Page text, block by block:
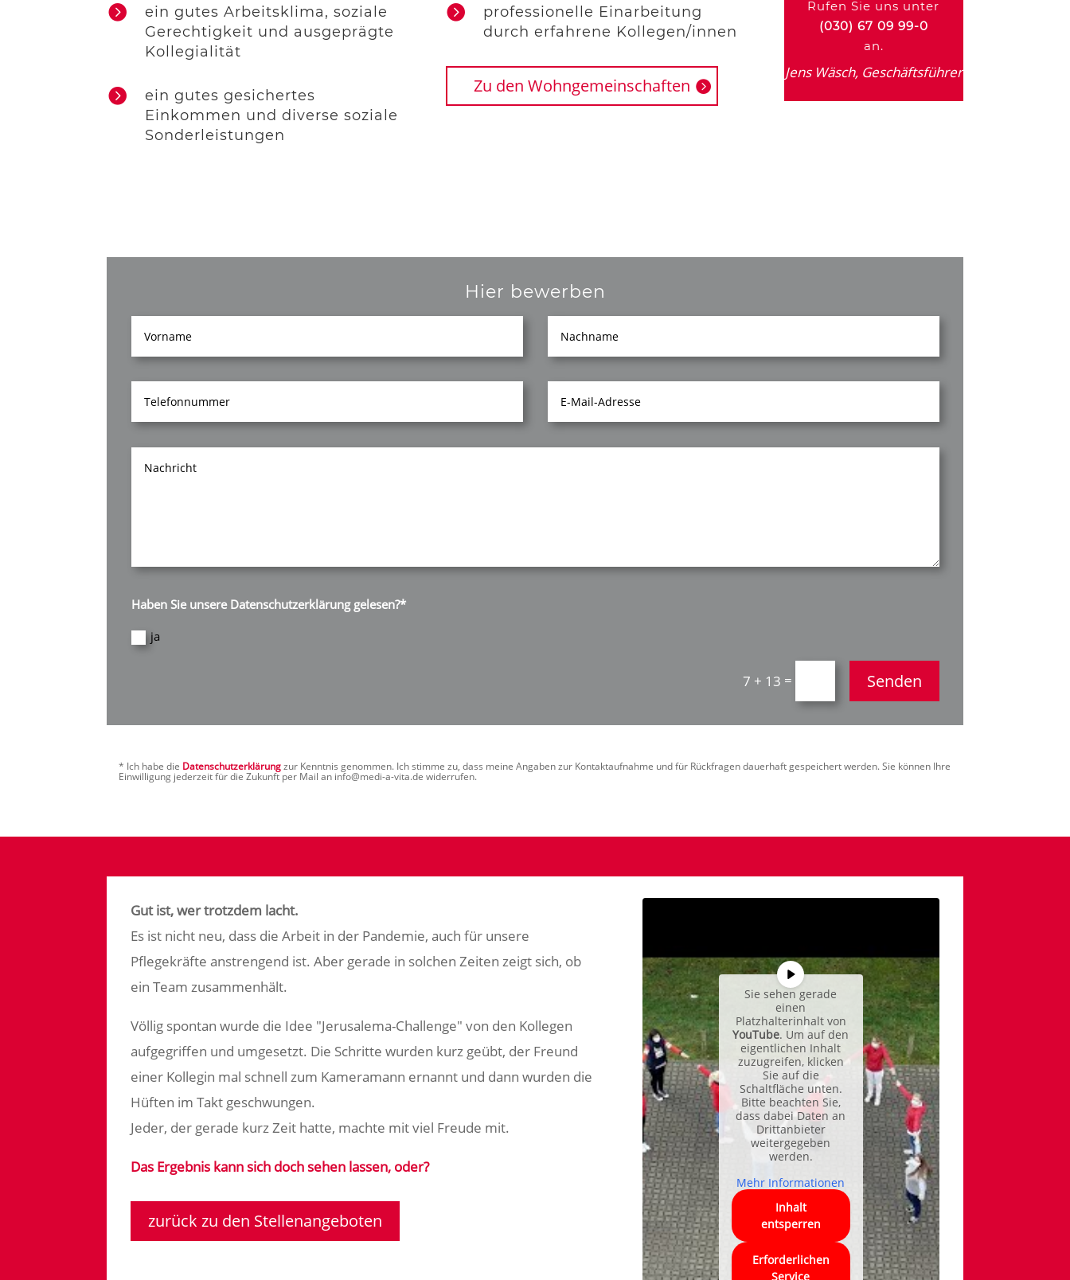

ein gutes Arbeitsklima, soziale
Gerechtigkeit und ausgeprägte
Kollegialität

ein gutes gesichertes
Einkommen und diverse soziale
Sonderleistungen

professionelle Einarbeitung
durch erfahrene Kollegen/innen
Zu den Wohngemeinschaften
Rufen Sie uns unter
(030) 67 09 99-0
an.
Jens Wäsch, Geschäftsführer
Hier bewerben
Haben Sie unsere Datenschutzerklärung gelesen?*
ja
7 + 13 = Senden
* Ich habe die Datenschutzerklärung zur Kenntnis genommen. Ich stimme zu, dass meine Angaben zur Kontaktaufnahme und für Rückfragen dauerhaft gespeichert werden. Sie können Ihre
Einwilligung jederzeit für die Zukunft per Mail an info@medi-a-vita.de widerrufen.
Gut ist, wer trotzdem lacht.
Es ist nicht neu, dass die Arbeit in der Pandemie, auch für unsere
Pflegekräfte anstrengend ist. Aber gerade in solchen Zeiten zeigt sich, ob
ein Team zusammenhält.
Völlig spontan wurde die Idee "Jerusalema-Challenge" von den Kollegen
aufgegriffen und umgesetzt. Die Schritte wurden kurz geübt, der Freund
einer Kollegin mal schnell zum Kameramann ernannt und dann wurden die
Hüften im Takt geschwungen.
Jeder, der gerade kurz Zeit hatte, machte mit viel Freude mit.
Das Ergebnis kann sich doch sehen lassen, oder?
zurück zu den Stellenangeboten
Sie sehen gerade
einen
Platzhalterinhalt von
YouTube. Um auf den
eigentlichen Inhalt
zuzugreifen, klicken
Sie auf die
Schaltfläche unten.
Bitte beachten Sie,
dass dabei Daten an
Drittanbieter
weitergegeben
werden.
Mehr Informationen
Inhalt
entsperren
Erforderlichen
Service